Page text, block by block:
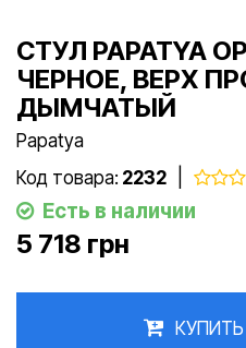
СТУЛ PAPATYA
ЧЕРНОЕ, ВЕРХ
ДЫМЧАТЫЙ
Papatya
Код товара: 2232
Есть в наличии
5 718 грн
КУПИТЬ